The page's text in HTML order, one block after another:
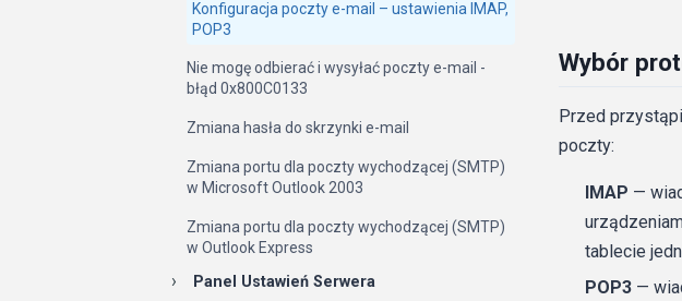
Konfiguracja poczty e-mail – ustawienia IMAP,
POP3
Nie mogę odbierać i wysyłać poczty e-mail -
błąd 0x800C0133
Zmiana hasła do skrzynki e-mail
Zmiana portu dla poczty wychodzącej (SMTP)
w Microsoft Outlook 2003
Zmiana portu dla poczty wychodzącej (SMTP)
w Outlook Express
Panel Ustawień Serwera
Wybór
Przed
poczty:
IMAP —
tablecie
POP3—